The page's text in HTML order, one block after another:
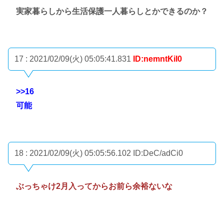
実家暮らしから生活保護一人暮らしとかできるのか？
17 : 2021/02/09(火) 05:05:41.831 ID:nemntKiI0
>>16
可能
18 : 2021/02/09(火) 05:05:56.102 ID:DeC/adCi0
ぶっちゃけ2月入ってからお前ら余裕ないな